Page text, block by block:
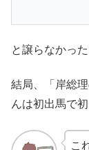
と譲らなかった
結局、「岸総
んは初出馬で初
こ